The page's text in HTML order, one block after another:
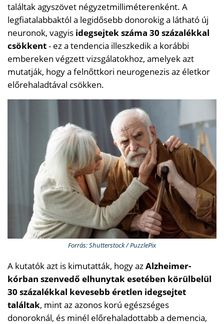
találtak agyszövet négyzetmilliméterenként. A
legfiatalabbaktól a legidősebb donorokig a látható új
neuronok, vagyis idegsejtek száma 30 százalékkal
csökkent- ez a tendencia illeszkedik a korábbi
embereken végzett vizsgálatokhoz, amelyek azt
mutatják, hogy a felnőttkori neurogenezis az életkor
előrehaladtával csökken.
Forrás: Shutterstock / PuzzlePix
A kutatók azt is kimutatták, hogy azAlzheimer-
kórban szenvedő elhunytak esetében körülbelül
30 százalékkal kevesebb éretlen idegsejtet
találtak, mint az azonos korú egészséges
donoroknál, és minél előrehaladottabb a demencia,